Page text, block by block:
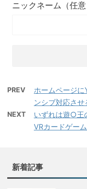
ニックネーム（任意
PREV
ホームページ
ンシブ対応させ
NEXT
いずれは遊○王
VRカードゲー
新着記事